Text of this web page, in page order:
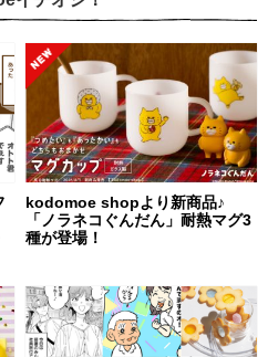
kodomoe shopより新商品♪
「ノラネコぐんだん」耐熱マグ3
種が登場！